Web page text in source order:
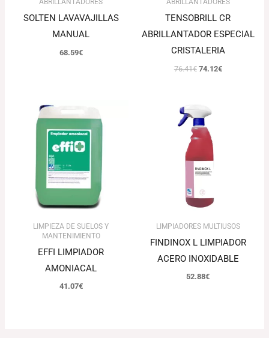
SOLTEN LAVAVAJILLAS
MANUAL
68.59€
TENSOBRILL CR
ABRILLANTADOR ESPECIAL
CRISTALERIA
76.41€ 74.12€
LIMPIEZA DE SUELOS Y
MANTENIMIENTO
EFFI LIMPIADOR
AMONIACAL
41.07€
LIMPIADORES MULTIUSOS
FINDINOX L LIMPIADOR
ACERO INOXIDABLE
52.88€